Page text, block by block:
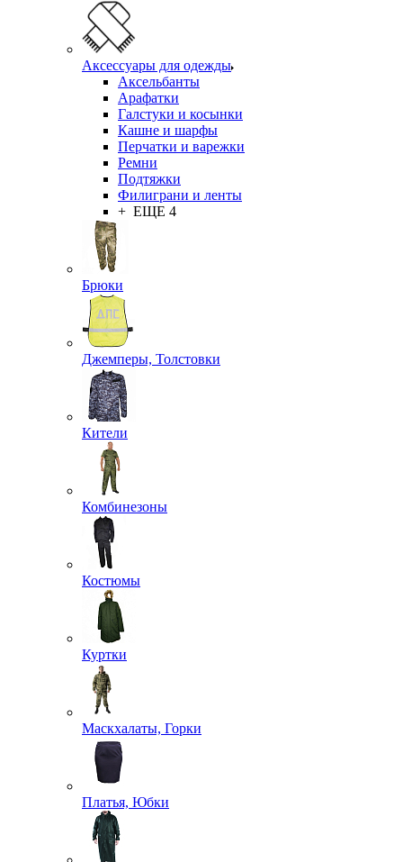
Аксессуары для одежды
Аксельбанты
Арафатки
Галстуки и косынки
Кашне и шарфы
Перчатки и варежки
Ремни
Подтяжки
Филиграни и ленты
+ ЕЩЕ 4
Брюки
Джемперы, Толстовки
Кители
Комбинезоны
Костюмы
Куртки
Маскхалаты, Горки
Платья, Юбки